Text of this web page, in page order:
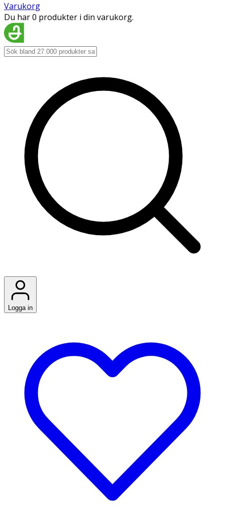
Varukorg
Du har 0 produkter i din varukorg.
Logga in